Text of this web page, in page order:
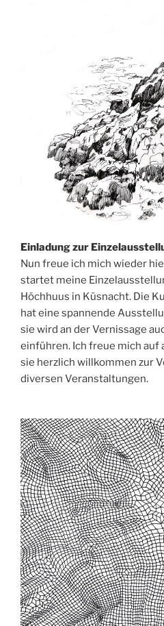
Einladung zur
Nun freue ich mich wieder
startet meine
Höchhuus in Küsnacht. Die
hat eine spannende
sie wird an der Vernissage
einführen. Ich freue mich auf
sie herzlich willkommen zur
diversen Veranstaltungen.